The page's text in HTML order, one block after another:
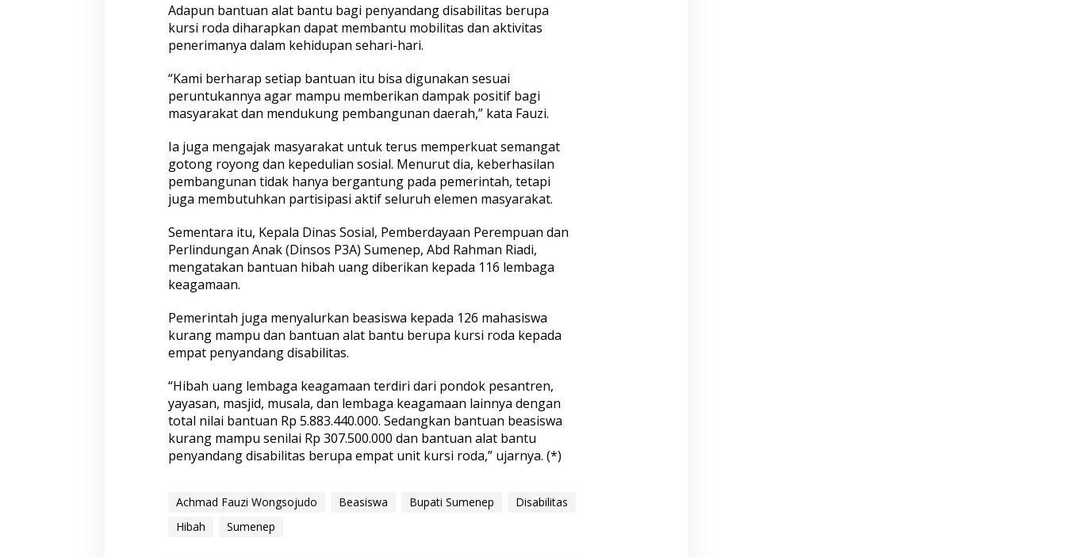
Adapun bantuan alat bantu bagi penyandang disabilitas berupa
kursi roda diharapkan dapat membantu mobilitas dan aktivitas
penerimanya dalam kehidupan sehari-hari.
“Kami berharap setiap bantuan itu bisa digunakan sesuai
peruntukannya agar mampu memberikan dampak positif bagi
masyarakat dan mendukung pembangunan daerah,” kata Fauzi.
Ia juga mengajak masyarakat untuk terus memperkuat semangat
gotong royong dan kepedulian sosial. Menurut dia, keberhasilan
pembangunan tidak hanya bergantung pada pemerintah, tetapi
juga membutuhkan partisipasi aktif seluruh elemen masyarakat.
Sementara itu, Kepala Dinas Sosial, Pemberdayaan Perempuan dan
Perlindungan Anak (Dinsos P3A) Sumenep, Abd Rahman Riadi,
mengatakan bantuan hibah uang diberikan kepada 116 lembaga
keagamaan.
Pemerintah juga menyalurkan beasiswa kepada 126 mahasiswa
kurang mampu dan bantuan alat bantu berupa kursi roda kepada
empat penyandang disabilitas.
“Hibah uang lembaga keagamaan terdiri dari pondok pesantren,
yayasan, masjid, musala, dan lembaga keagamaan lainnya dengan
total nilai bantuan Rp 5.883.440.000. Sedangkan bantuan beasiswa
kurang mampu senilai Rp 307.500.000 dan bantuan alat bantu
penyandang disabilitas berupa empat unit kursi roda,” ujarnya. (*)
Achmad Fauzi Wongsojudo Beasiswa Bupati Sumenep
Disabilitas
Hibah
Sumenep